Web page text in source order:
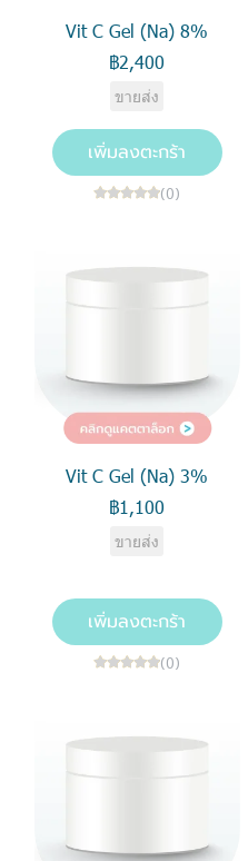
Vit C Gel (Na) 8%
฿2,400
ขายส่ง
เพิ่มลงตะกร้า
(0)
Vit C Gel (Na) 3%
฿1,100
ขายส่ง
เพิ่มลงตะกร้า
(0)